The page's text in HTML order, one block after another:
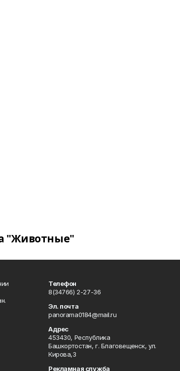
"Животные"
Телефон
8(34766) 2-27-36
Эл. почта
panorama0184@mail.ru
Адрес
453430, Республика
Башкортостан, г. Благовещенск, ул.
Кирова,3
Рекламная служба